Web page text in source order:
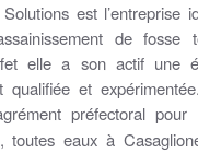
est l’entreprise
de fosse
elle a son actif une
qualifiée et
préfectoral
, toutes eaux à